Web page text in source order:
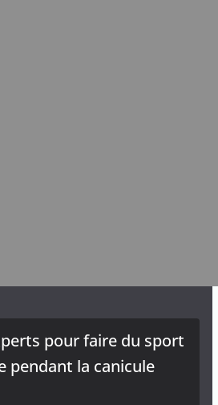
pour faire du sport
pendant la canicule